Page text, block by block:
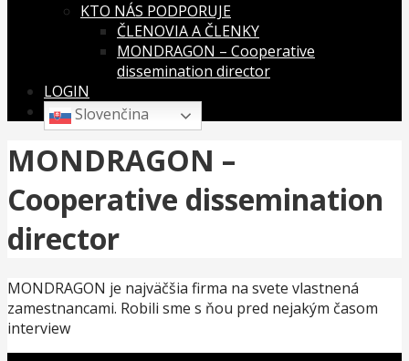
KTO NÁS PODPORUJE
ČLENOVIA A ČLENKY
MONDRAGON – Cooperative
dissemination director
LOGIN
Slovenčina
MONDRAGON –
Cooperative dissemination
director
MONDRAGON je najväčšia firma na svete vlastnená
zamestnancami. Robili sme s ňou pred nejakým časom
interview